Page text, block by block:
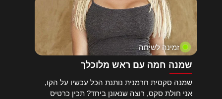
זמינה לשיחה
שמנה חמה עם ראש מלוכלך
שמנה סקסית חרמנית נותנת הכל עכשיו על הקו,
אני חולת סקס, רוצה שנאונן ביחד? תכין כרטיס